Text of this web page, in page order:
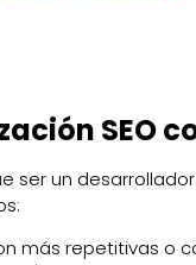
SEO
ser un
más repetitivas o